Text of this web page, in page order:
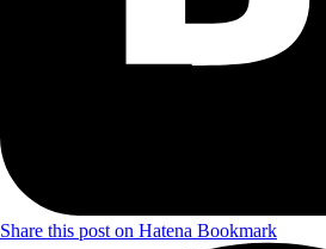
Share this post on Hatena Bookmark